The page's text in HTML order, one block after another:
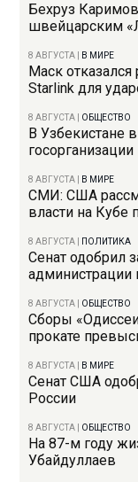
Бехруз
швейцарским
8 АВГУСТА В МИРЕ
Маск
Starlink для
8 АВГУСТА ОБЩЕСТВО
В Узбекистане
8 АВГУСТА В МИРЕ
СМИ: США
власти на Кубе
8 АВГУСТА ПОЛИТИКА
Сенат одобрил
администрации
8 АВГУСТА ОБЩЕСТВО
Сборы
прокате
8 АВГУСТА В МИРЕ
Сенат США
России
8 АВГУСТА ОБЩЕСТВО
На 87-м году
Убайдуллаев